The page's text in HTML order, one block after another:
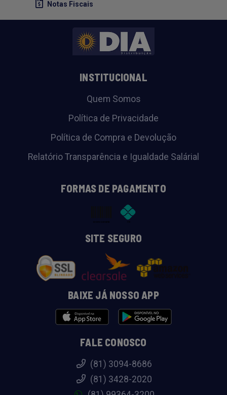
Notas Fiscais
INSTITUCIONAL
Quem Somos
Política de Privacidade
Política de Compra e Devolução
Relatório Transparência e Igualdade Salárial
FORMAS DE PAGAMENTO
SITE SEGURO
BAIXE JÁ NOSSO APP
FALE CONOSCO
(81) 3094-8686
(81) 3428-2020